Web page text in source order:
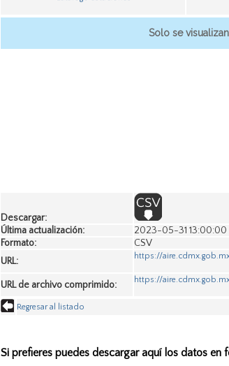
Solo se
Descargar:
Última actualización:
2023-05-31 13:00:00
Formato:
CSV
URL:
https://
URL de archivo comprimido: https://
Regresar al listado
Si prefieres puedes descargar aquí los datos en